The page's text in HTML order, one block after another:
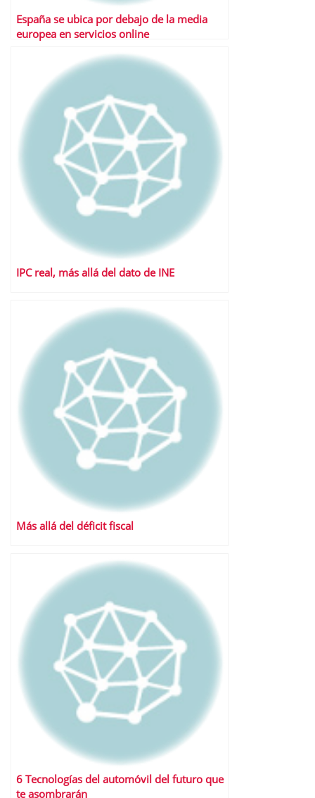
España se ubica por debajo de la media
europea en servicios online
IPC real, más allá del dato de INE
Más allá del déficit fiscal
6 Tecnologías del automóvil del futuro que
te asombrarán